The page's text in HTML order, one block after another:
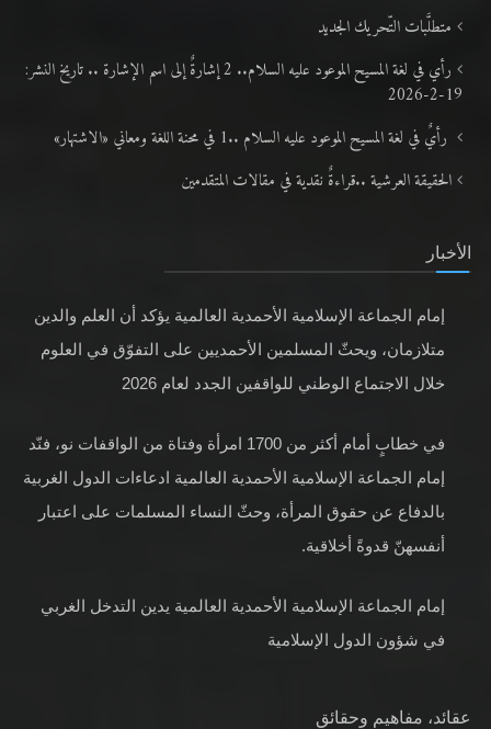
متطلَّبات التّحريك الجديد
رأي في لغة المسيح الموعود عليه السلام.. 2 إشارةٌ إلى اسم الإشارة .. تاريخ النشر:
19-2-2026
رأيٌ في لغة المسيح الموعود عليه السلام ..1 في محنة اللغة ومعاني «الاشتهار»
الحقيقة العرشية ..قراءةٌ نقدية في مقالات المتقدمين
الأخبار
إمام الجماعة الإسلامية الأحمدية العالمية يؤكد أن العلم والدين
متلازمان، ويحثّ المسلمين الأحمديين على التفوّق في العلوم
خلال الاجتماع الوطني للواقفين الجدد لعام 2026
في خطابٍ أمام أكثر من 1700 امرأة وفتاة من الواقفات نو، فنّد
إمام الجماعة الإسلامية الأحمدية العالمية ادعاءات الدول الغربية
بالدفاع عن حقوق المرأة، وحثّ النساء المسلمات على اعتبار
أنفسهنّ قدوةً أخلاقية.
إمام الجماعة الإسلامية الأحمدية العالمية يدين التدخل الغربي
في شؤون الدول الإسلامية
عقائد، مفاهيم وحقائق